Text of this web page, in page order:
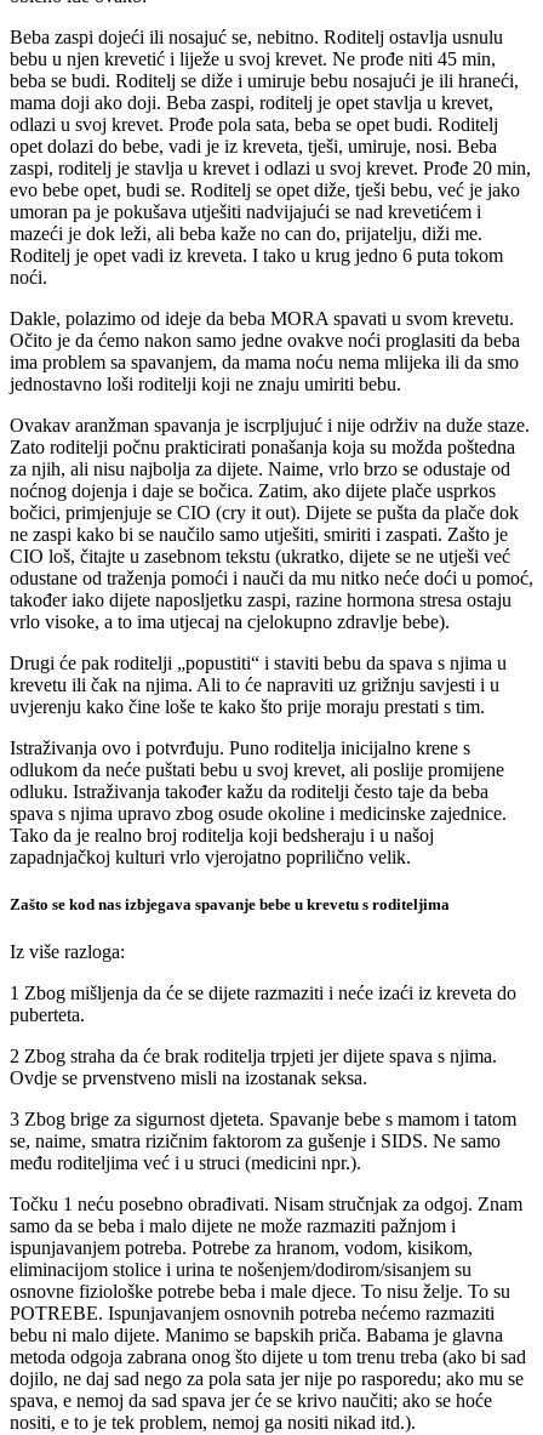
Beba zaspi dojeći ili nosajuć se, nebitno. Roditelj ostavlja usnulu
bebu u njen krevetić i liježe u svoj krevet. Ne prođe niti 45 min,
beba se budi. Roditelj se diže i umiruje bebu nosajući je ili hraneći,
mama doji ako doji. Beba zaspi, roditelj je opet stavlja u krevet,
odlazi u svoj krevet. Prođe pola sata, beba se opet budi. Roditelj
opet dolazi do bebe, vadi je iz kreveta, tješi, umiruje, nosi. Beba
zaspi, roditelj je stavlja u krevet i odlazi u svoj krevet. Prođe 20 min,
evo bebe opet, budi se. Roditelj se opet diže, tješi bebu, već je jako
umoran pa je pokušava utješiti nadvijajući se nad krevetićem i
mazeći je dok leži, ali beba kaže no can do, prijatelju, diži me.
Roditelj je opet vadi iz kreveta. I tako u krug jedno 6 puta tokom
noći.
Dakle, polazimo od ideje da beba MORA spavati u svom krevetu.
Očito je da ćemo nakon samo jedne ovakve noći proglasiti da beba
ima problem sa spavanjem, da mama noću nema mlijeka ili da smo
jednostavno loši roditelji koji ne znaju umiriti bebu.
Ovakav aranžman spavanja je iscrpljujuć i nije održiv na duže staze.
Zato roditelji počnu prakticirati ponašanja koja su možda poštedna
za njih, ali nisu najbolja za dijete. Naime, vrlo brzo se odustaje od
noćnog dojenja i daje se bočica. Zatim, ako dijete plače usprkos
bočici, primjenjuje se CIO (cry it out). Dijete se pušta da plače dok
ne zaspi kako bi se naučilo samo utješiti, smiriti i zaspati. Zašto je
CIO loš, čitajte u zasebnom tekstu (ukratko, dijete se ne utješi već
odustane od traženja pomoći i nauči da mu nitko neće doći u pomoć,
također iako dijete naposljetku zaspi, razine hormona stresa ostaju
vrlo visoke, a to ima utjecaj na cjelokupno zdravlje bebe).
Drugi će pak roditelji „popustiti“ i staviti bebu da spava s njima u
krevetu ili čak na njima. Ali to će napraviti uz grižnju savjesti i u
uvjerenju kako čine loše te kako što prije moraju prestati s tim.
Istraživanja ovo i potvrđuju. Puno roditelja inicijalno krene s
odlukom da neće puštati bebu u svoj krevet, ali poslije promijene
odluku. Istraživanja također kažu da roditelji često taje da beba
spava s njima upravo zbog osude okoline i medicinske zajednice.
Tako da je realno broj roditelja koji bedsheraju i u našoj
zapadnjačkoj kulturi vrlo vjerojatno poprilično velik.
Zašto se kod nas izbjegava spavanje bebe u krevetu s roditeljima
Iz više razloga:
1 Zbog mišljenja da će se dijete razmaziti i neće izaći iz kreveta do
puberteta.
2 Zbog straha da će brak roditelja trpjeti jer dijete spava s njima.
Ovdje se prvenstveno misli na izostanak seksa.
3 Zbog brige za sigurnost djeteta. Spavanje bebe s mamom i tatom
se, naime, smatra rizičnim faktorom za gušenje i SIDS. Ne samo
među roditeljima već i u struci (medicini npr.).
Točku 1 neću posebno obrađivati. Nisam stručnjak za odgoj. Znam
samo da se beba i malo dijete ne može razmaziti pažnjom i
ispunjavanjem potreba. Potrebe za hranom, vodom, kisikom,
eliminacijom stolice i urina te nošenjem/dodirom/sisanjem su
osnovne fiziološke potrebe beba i male djece. To nisu želje. To su
POTREBE. Ispunjavanjem osnovnih potreba nećemo razmaziti
bebu ni malo dijete. Manimo se bapskih priča. Babama je glavna
metoda odgoja zabrana onog što dijete u tom trenu treba (ako bi sad
dojilo, ne daj sad nego za pola sata jer nije po rasporedu; ako mu se
spava, e nemoj da sad spava jer će se krivo naučiti; ako se hoće
nositi, e to je tek problem, nemoj ga nositi nikad itd.).